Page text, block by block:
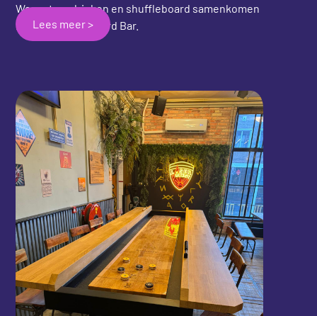
Waar eten, drinken en shuffleboard samenkomen
met de Shuffleboard Bar.
Lees meer >